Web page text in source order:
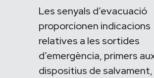
Les senyals d’evacuació
proporcionen indicacions
relatives a les sortides
d’emergència, primers
dispositius de salvament,